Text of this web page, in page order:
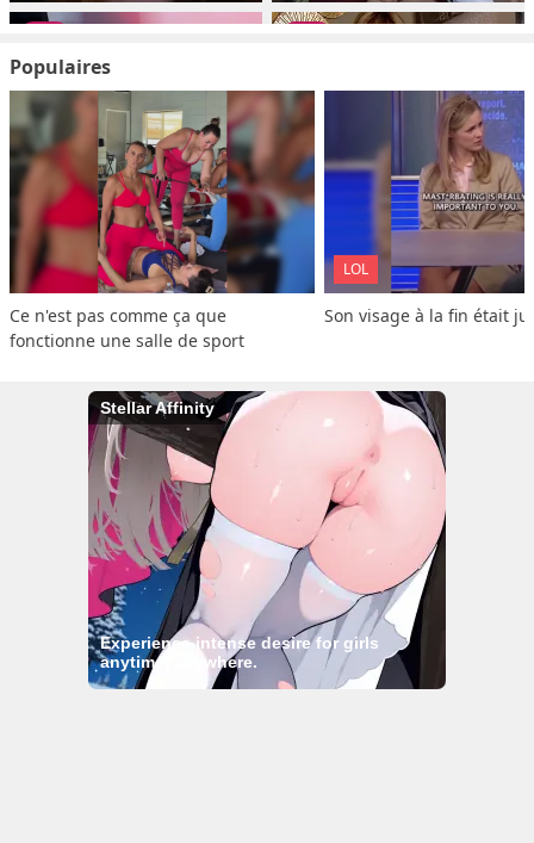
Populaires
Ce n'est pas comme ça que
fonctionne une salle de sport
LOL
Son visage à la fin était